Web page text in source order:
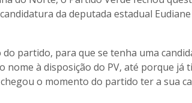
da deputada estadual
partido, para que se tenha uma
nome à disposição do PV, até porque já
o momento do partido ter a sua